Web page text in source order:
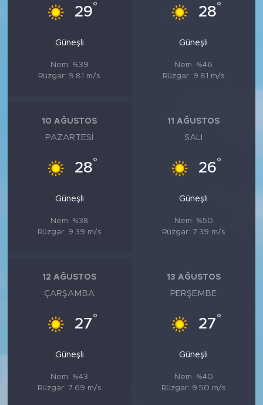
29°
Güneşli
Nem: %39
Rüzgar: 9.81 m/s
28°
Güneşli
Nem: %46
Rüzgar: 9.81 m/s
10 AĞUSTOS
PAZARTESI
28°
Güneşli
Nem: %38
Rüzgar: 9.39 m/s
11 AĞUSTOS
SALI
26°
Güneşli
Nem: %50
Rüzgar: 7.39 m/s
12 AĞUSTOS
ÇARŞAMBA
27°
Güneşli
Nem: %43
Rüzgar: 7.69 m/s
13 AĞUSTOS
PERŞEMBE
27°
Güneşli
Nem: %40
Rüzgar: 9.50 m/s